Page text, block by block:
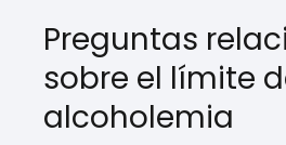
Preguntas
sobre el límite
alcoholemia